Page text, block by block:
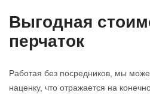
Выгодная
перчаток
Работая без посредников, мы
наценку, что отражается на